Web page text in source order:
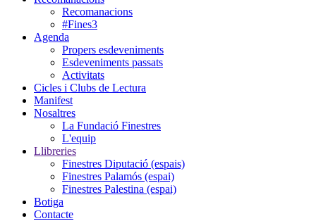
Recomanacions
#Fines3
Agenda
Propers esdeveniments
Esdeveniments passats
Activitats
Cicles i Clubs de Lectura
Manifest
Nosaltres
La Fundació Finestres
L'equip
Llibreries
Finestres Diputació (espais)
Finestres Palamós (espai)
Finestres Palestina (espai)
Botiga
Contacte